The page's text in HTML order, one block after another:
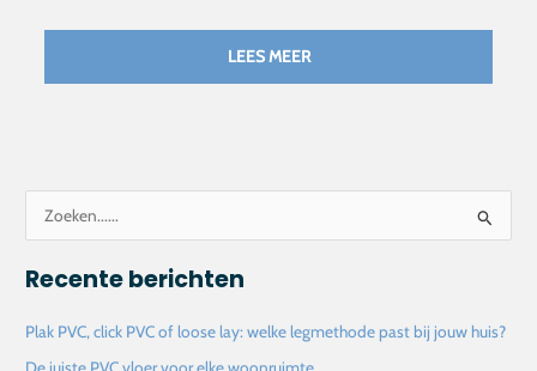
LEES MEER
e
Recente berichten
Plak PVC, click PVC of loose lay: welke legmethode past bij jouw huis?